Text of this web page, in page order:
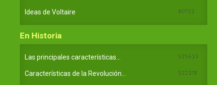
Ideas de Voltaire 80723
En Historia
Las principales características... 525533
Características de la Revolución... 522318